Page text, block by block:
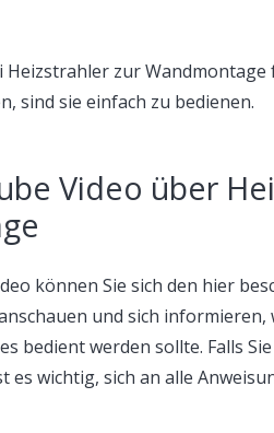
Heizstrahler zur
sind sie einfach zu bedienen.
Video über
können Sie sich den hier
und sich
bedient werden sollte. Falls
es wichtig, sich an alle